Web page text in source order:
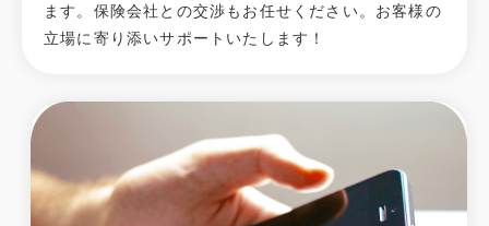
ます。保険会社との交渉もお任せください。お客様の
立場に寄り添いサポートいたします！